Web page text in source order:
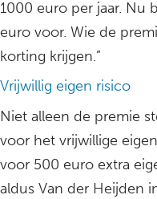
1000 euro per jaar. Nu
euro voor. Wie de
korting krijgen.”
Vrijwillig eigen risico
Niet alleen de premie
voor het vrijwillige
voor 500 euro extra
aldus Van der Heijden